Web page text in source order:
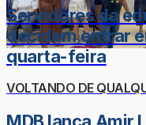
Servidores da
decidem entrar
quarta-feira
VOLTANDO DE